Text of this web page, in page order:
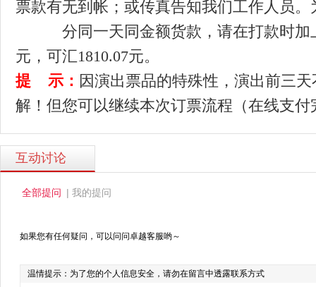
票款有无到帐；或传真告知我们工作人员。
分同一天 同金额货款，请在打款时
元，可汇1810.07元。
提 示： 因演出票品的特殊性，演出前三
解！但您可以继续本次订票流程（在线支
互动讨论
全部提问 | 我的提问
如果您有任何疑问，可以问问卓越客服哟～
温情提示：为了您的个人信息安全，请勿在留言中透露联系方式